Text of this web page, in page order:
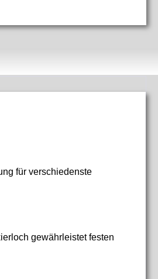
für verschiedenste
gewährleistet festen